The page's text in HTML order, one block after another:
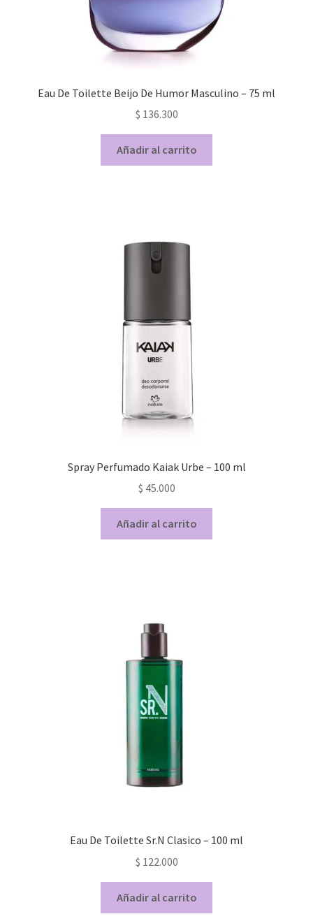
Eau De Toilette Beijo De Humor Masculino – 75 ml
$ 136.300
Añadir al carrito
Spray Perfumado Kaiak Urbe – 100 ml
$ 45.000
Añadir al carrito
Eau De Toilette Sr.N Clasico – 100 ml
$ 122.000
Añadir al carrito